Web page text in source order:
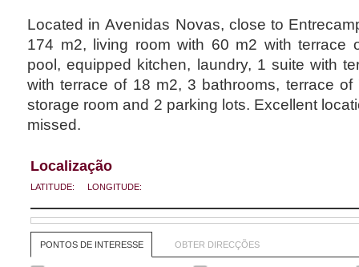
Located in Avenidas Novas, close to
174 m2, living room with 60 m2 with terrace
pool, equipped kitchen, laundry, 1 suite with
with terrace of 18 m2, 3 bathrooms, terrace
storage room and 2 parking lots. Excellent
missed.
Localização
LATITUDE: LONGITUDE:
PONTOS DE INTERESSE OBTER DIRECÇÕES